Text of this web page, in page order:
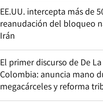
EE.UU. intercepta más de
reanudación del bloqueo
Irán
El primer discurso de De
Colombia: anuncia mano
megacárceles y reforma